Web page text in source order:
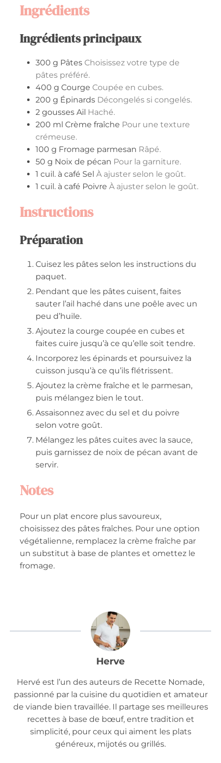
Ingrédients
Ingrédients principaux
300 g Pâtes Choisissez votre type de
pâtes préféré.
400 g Courge Coupée en cubes.
200 g Épinards Décongelés si congelés.
2 gousses Ail Haché.
200 ml Crème fraîche Pour une texture
crémeuse.
100 g Fromage parmesan Râpé.
50 g Noix de pécan Pour la garniture.
1 cuil. à café Sel À ajuster selon le goût.
1 cuil. à café Poivre À ajuster selon le goût.
Instructions
Préparation
Cuisez les pâtes selon les instructions du
paquet.
Pendant que les pâtes cuisent, faites
sauter l’ail haché dans une poêle avec un
peu d’huile.
Ajoutez la courge coupée en cubes et
faites cuire jusqu’à ce qu’elle soit tendre.
Incorporez les épinards et poursuivez la
cuisson jusqu’à ce qu’ils flétrissent.
Ajoutez la crème fraîche et le parmesan,
puis mélangez bien le tout.
Assaisonnez avec du sel et du poivre
selon votre goût.
Mélangez les pâtes cuites avec la sauce,
puis garnissez de noix de pécan avant de
servir.
Notes
Pour un plat encore plus savoureux,
choisissez des pâtes fraîches. Pour une option
végétalienne, remplacez la crème fraîche par
un substitut à base de plantes et omettez le
fromage.
Herve
Hervé est l’un des auteurs de Recette Nomade,
passionné par la cuisine du quotidien et amateur
de viande bien travaillée. Il partage ses meilleures
recettes à base de bœuf, entre tradition et
simplicité, pour ceux qui aiment les plats
généreux, mijotés ou grillés.